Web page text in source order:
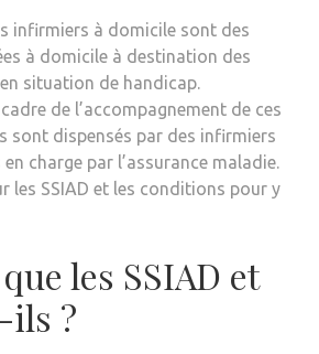
infirmiers à domicile sont des
à domicile à destination des
situation de handicap.
de l’accompagnement de ces
sont dispensés par des infirmiers
charge par l’assurance maladie.
les SSIAD et les conditions pour y
les SSIAD et
ils ?